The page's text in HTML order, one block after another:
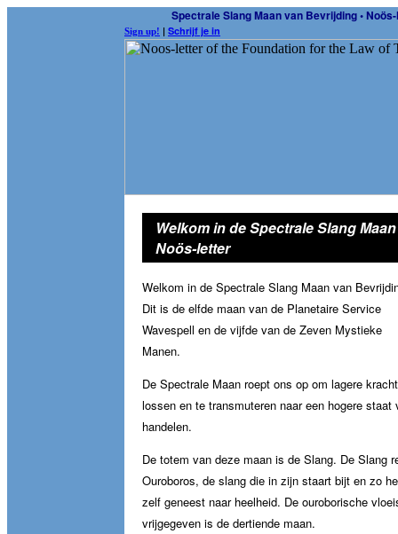
Spectrale Slang Maan van Bevrijding •
Sign up! | Schrijf je in
Welkom in de Spectrale Slang
Noös-letter
Welkom in de Spectrale Slang Maan van
Dit is de elfde maan van de Planetaire Service
Wavespell en de vijfde van de Zeven Mystieke
Manen.
De Spectrale Maan roept ons op om lagere
lossen en te transmuteren naar een hogere staat
handelen.
De totem van deze maan is de Slang. De Slang
Ouroboros, de slang die in zijn staart bijt en zo
zelf geneest naar heelheid. De ouroborische
vrijgegeven is de dertiende maan.